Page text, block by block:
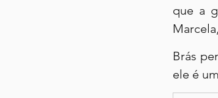
que a
Brás
ele é